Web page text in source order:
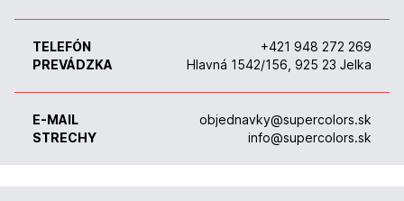
TELEFÓN
PREVÁDZKA
+421 948 272 269
Hlavná 1542/156, 925 23 Jelka
E-MAIL
STRECHY
objednavky@supercolors.sk
info@supercolors.sk